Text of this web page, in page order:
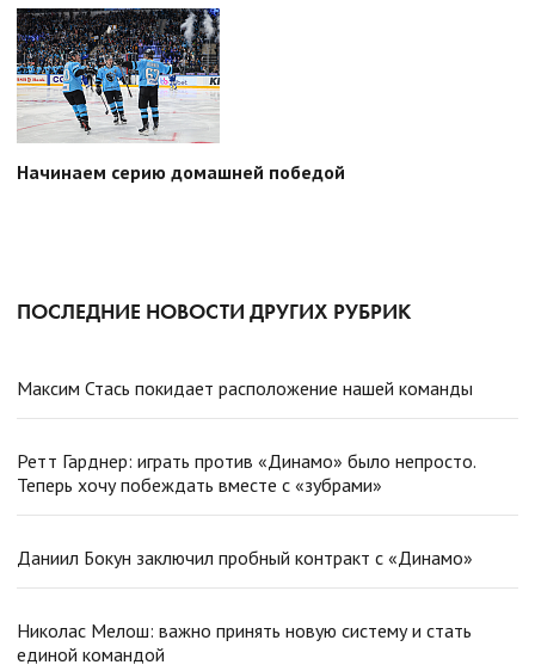
Начинаем серию домашней победой
ПОСЛЕДНИЕ НОВОСТИ ДРУГИХ РУБРИК
Максим Стась покидает расположение нашей команды
Ретт Гарднер: играть против «Динамо» было непросто.
Теперь хочу побеждать вместе с «зубрами»
Даниил Бокун заключил пробный контракт с «Динамо»
Николас Мелош: важно принять новую систему и стать
единой командой